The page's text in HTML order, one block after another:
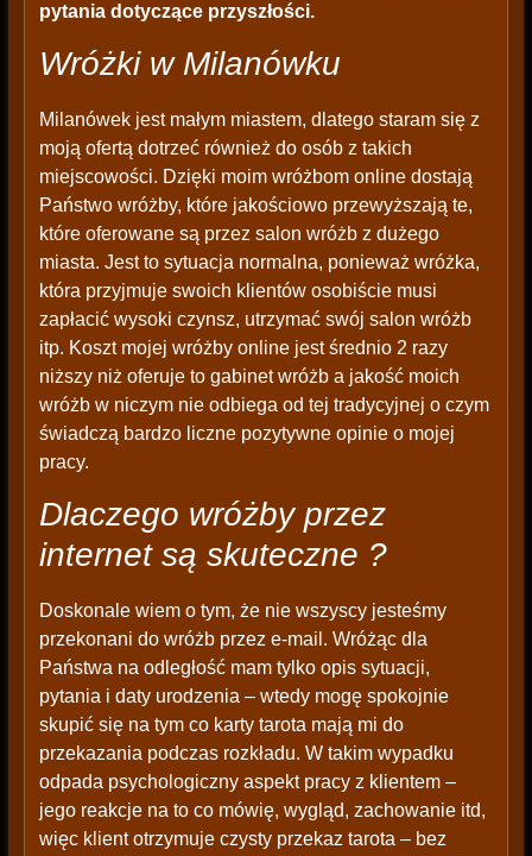
pytania dotyczące przyszłości.
Wróżki w Milanówku
Milanówek jest małym miastem, dlatego staram się z
moją ofertą dotrzeć również do osób z takich
miejscowości. Dzięki moim wróżbom online dostają
Państwo wróżby, które jakościowo przewyższają te,
które oferowane są przez salon wróżb z dużego
miasta. Jest to sytuacja normalna, ponieważ wróżka,
która przyjmuje swoich klientów osobiście musi
zapłacić wysoki czynsz, utrzymać swój salon wróżb
itp. Koszt mojej wróżby online jest średnio 2 razy
niższy niż oferuje to gabinet wróżb a jakość moich
wróżb w niczym nie odbiega od tej tradycyjnej o czym
świadczą bardzo liczne pozytywne opinie o mojej
pracy.
Dlaczego wróżby przez
internet są skuteczne ?
Doskonale wiem o tym, że nie wszyscy jesteśmy
przekonani do wróżb przez e-mail. Wróżąc dla
Państwa na odległość mam tylko opis sytuacji,
pytania i daty urodzenia – wtedy mogę spokojnie
skupić się na tym co karty tarota mają mi do
przekazania podczas rozkładu. W takim wypadku
odpada psychologiczny aspekt pracy z klientem –
jego reakcje na to co mówię, wygląd, zachowanie itd,
więc klient otrzymuje czysty przekaz tarota – bez